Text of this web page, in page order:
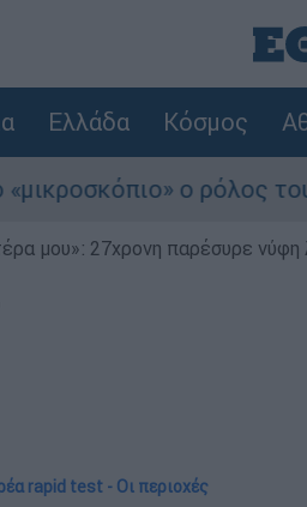
Ελλάδα Κόσμος
ο ρόλος του
μου»: 27χρονη παρέσυρε νύφη
rapid test - Oι περιοχές